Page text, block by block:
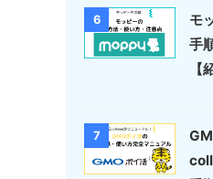
6
モ
手
【
7